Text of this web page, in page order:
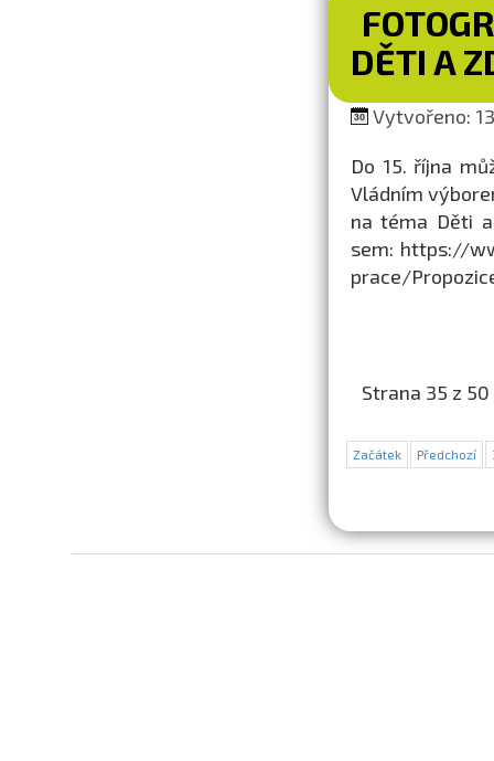
DĚTI A
Vytvořeno:
Do 15. října
Vládním
na téma Děti
sem: https://
prace/
Strana 35 z 50
Začátek Předchozí